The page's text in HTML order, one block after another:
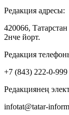
Редакция адресы:
420066,
2нче йорт.
Редакция
+7 (843) 222-0-
Редакциянең
infotat@tatar-